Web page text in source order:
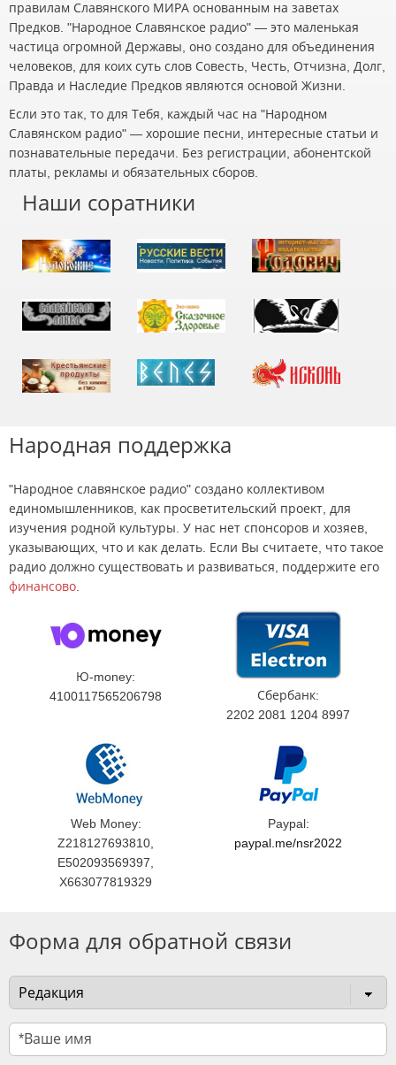
правилам Славянского МИРА основанным на заветах
Предков. "Народное Славянское радио" — это маленькая
частица огромной Державы, оно создано для объединения
человеков, для коих суть слов Совесть, Честь, Отчизна, Долг,
Правда и Наследие Предков являются основой Жизни.
Если это так, то для Тебя, каждый час на "Народном
Славянском радио" — хорошие песни, интересные статьи и
познавательные передачи. Без регистрации, абонентской
платы, рекламы и обязательных сборов.
Наши соратники
Народная поддержка
"Народное славянское радио" создано коллективом
единомышленников, как просветительский проект, для
изучения родной культуры. У нас нет спонсоров и хозяев,
указывающих, что и как делать. Если Вы считаете, что такое
радио должно существовать и развиваться, поддержите его
финансово
Ю-money:
4100117565206798
Сбербанк:
2202 2081 1204 8997
Web Money:
Z218127693810,
E502093569397,
X663077819329
Paypal:
paypal.me/nsr2022
Форма для обратной связи